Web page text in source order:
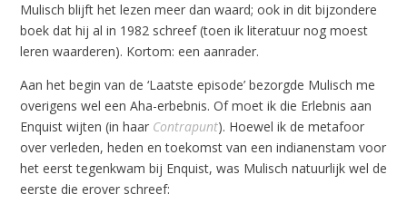
Mulisch blijft het lezen meer dan waard; ook in dit bijzondere
boek dat hij al in 1982 schreef (toen ik literatuur nog moest
leren waarderen). Kortom: een aanrader.
Aan het begin van de ‘Laatste episode’ bezorgde Mulisch me
overigens wel een Aha-erbebnis. Of moet ik die Erlebnis aan
Enquist wijten (in haar Contrapunt). Hoewel ik de metafoor
over verleden, heden en toekomst van een indianenstam voor
het eerst tegenkwam bij Enquist, was Mulisch natuurlijk wel de
eerste die erover schreef: